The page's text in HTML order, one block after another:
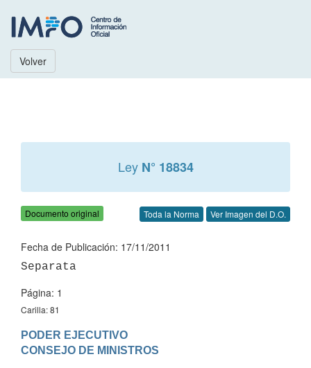
Volver
Ley N° 18834
Documento original Toda la Norma Ver Imagen del D.O.
Fecha de Publicación: 17/11/2011
Página: 1
Carilla: 81
PODER EJECUTIVO